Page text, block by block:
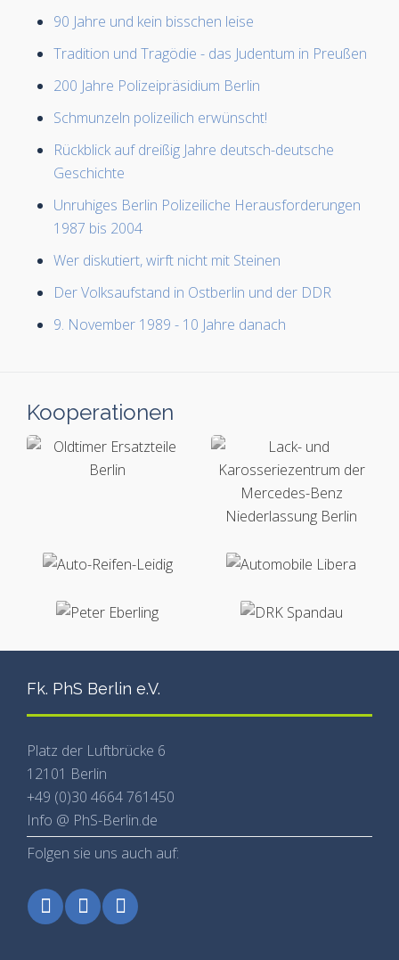
90 Jahre und kein bisschen leise
Tradition und Tragödie - das Judentum in Preußen
200 Jahre Polizeipräsidium Berlin
Schmunzeln polizeilich erwünscht!
Rückblick auf dreißig Jahre deutsch-deutsche
Geschichte
Unruhiges Berlin Polizeiliche Herausforderungen
1987 bis 2004
Wer diskutiert, wirft nicht mit Steinen
Der Volksaufstand in Ostberlin und der DDR
9. November 1989 - 10 Jahre danach
Kooperationen
Fk. PhS Berlin e.V.
Platz der Luftbrücke 6
12101 Berlin
+49 (0)30 4664 761450
Info @ PhS-Berlin.de
Folgen sie uns auch auf: